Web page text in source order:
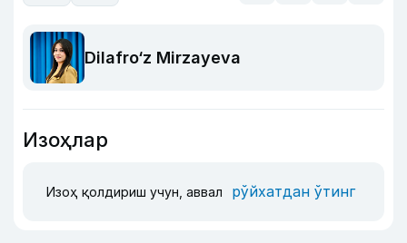
Dilafro‘z Mirzayeva
Изоҳлар
Изоҳ қолдириш учун, аввал рўйхатдан ўтинг